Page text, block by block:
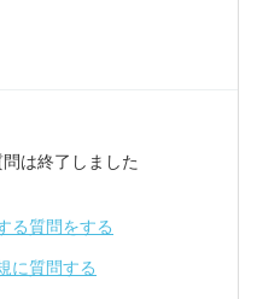
は終了しました
る質問をする
に質問する